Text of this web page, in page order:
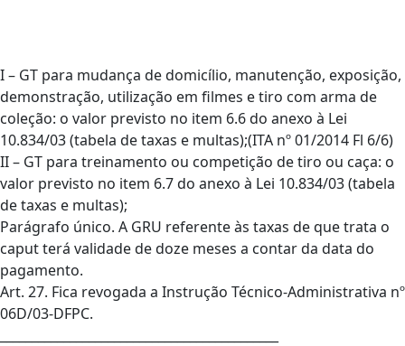
I – GT para mudança de domicílio, manutenção, exposição,
demonstração, utilização em filmes e tiro com arma de
coleção: o valor previsto no item 6.6 do anexo à Lei
10.834/03 (tabela de taxas e multas);(ITA nº 01/2014 Fl 6/6)
II – GT para treinamento ou competição de tiro ou caça: o
valor previsto no item 6.7 do anexo à Lei 10.834/03 (tabela
de taxas e multas);
Parágrafo único. A GRU referente às taxas de que trata o
caput terá validade de doze meses a contar da data do
pagamento.
Art. 27. Fica revogada a Instrução Técnico-Administrativa nº
06D/03-DFPC.